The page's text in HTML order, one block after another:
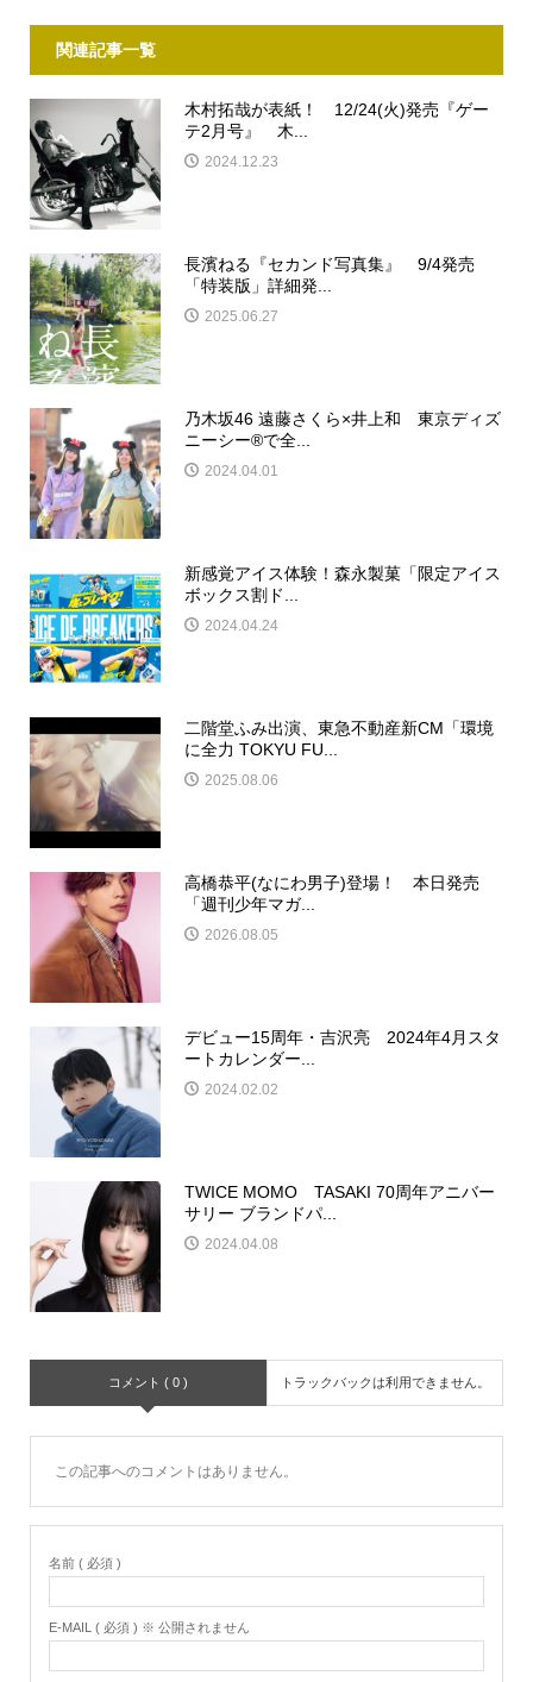
関連記事一覧
木村拓哉が表紙！ 12/24(火)発売『ゲー
テ2月号』 木...
2024.12.23
長濱ねる『セカンド写真集』 9/4発売
「特装版」詳細発...
2025.06.27
乃木坂46 遠藤さくら×井上和 東京ディズ
ニーシー®で全...
2024.04.01
新感覚アイス体験！森永製菓「限定アイス
ボックス割ド...
2024.04.24
二階堂ふみ出演、東急不動産新CM「環境
に全力 TOKYU FU...
2025.08.06
高橋恭平(なにわ男子)登場！ 本日発売
「週刊少年マガ...
2026.08.05
デビュー15周年・吉沢亮 2024年4月スタ
ートカレンダー...
2024.02.02
TWICE MOMO TASAKI 70周年アニバー
サリー ブランドパ...
2024.04.08
コメント ( 0 ) トラックバックは利用できません。
この記事へのコメントはありません。
名前 ( 必須 )
E-MAIL ( 必須 ) ※ 公開されません